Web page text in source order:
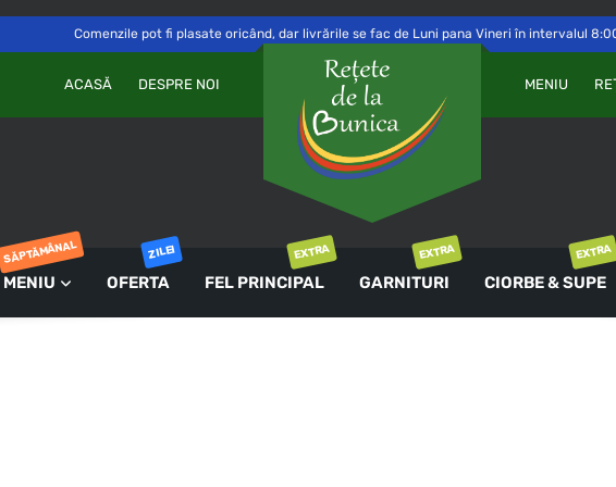
Comenzile pot fi plasate oricând, dar livrările se fac de Luni pana Vineri în intervalul
MENIU
ACASĂ DESPRE NOI
PAROLĂ
AUTENTIFICARE
Ai uitat parola?
MENIU
SĂPTĂMÂNAL
OFERTA
ZILEI
FEL PRINCIPAL
EXTRA
GARNITURI
EXTRA
CIORBE & SUPE
EXTRA